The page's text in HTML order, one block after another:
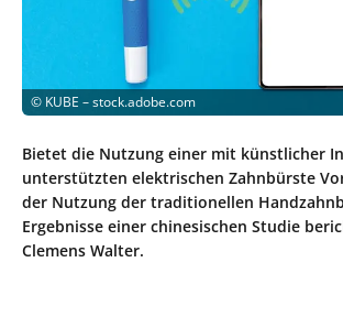
© KUBE – stock.adobe.com
Bietet die Nutzung einer mit künstlicher
unterstützten elektrischen Zahnbürste
der Nutzung der traditionellen
Ergebnisse einer chinesischen Studie
Clemens Walter.